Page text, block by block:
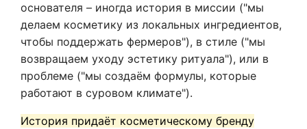
основателя – иногда история в миссии ("мы
делаем косметику из локальных ингредиентов,
чтобы поддержать фермеров"), в стиле ("мы
возвращаем уходу эстетику ритуала"), или в
проблеме ("мы создаём формулы, которые
работают в суровом климате").
История придаёт косметическому бренду